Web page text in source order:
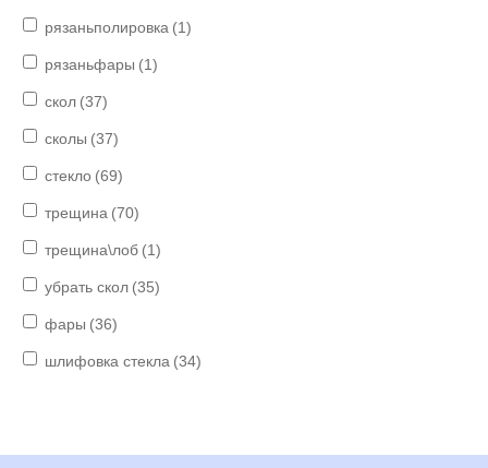
рязаньполировка (1)
рязаньфары (1)
скол (37)
сколы (37)
стекло (69)
трещина (70)
трещина\лоб (1)
убрать скол (35)
фары (36)
шлифовка стекла (34)